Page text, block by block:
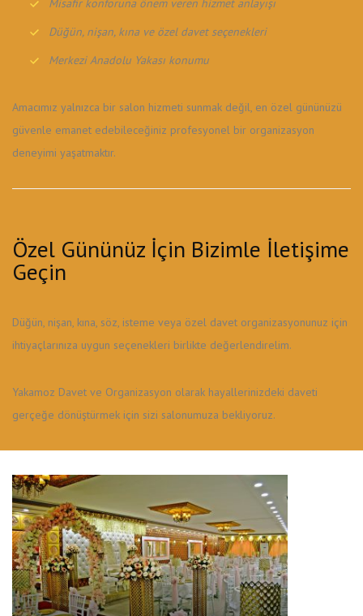
Misafir konforuna önem veren hizmet anlayışı
Düğün, nişan, kına ve özel davet seçenekleri
Merkezi Anadolu Yakası konumu
Amacımız yalnızca bir salon hizmeti sunmak değil, en özel gününüzü
güvenle emanet edebileceğiniz profesyonel bir organizasyon
deneyimi yaşatmaktır.
Özel Gününüz İçin Bizimle İletişime
Geçin
Düğün, nişan, kına, söz, isteme veya özel davet organizasyonunuz için
ihtiyaçlarınıza uygun seçenekleri birlikte değerlendirelim.
Yakamoz Davet ve Organizasyon olarak hayallerinizdeki daveti
gerçeğe dönüştürmek için sizi salonumuza bekliyoruz.